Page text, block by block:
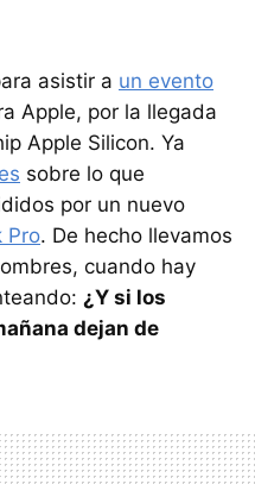
asistir a un evento
Apple, por la llegada
Apple Silicon. Ya
sobre lo que
por un nuevo
Pro. De hecho llevamos
cuando hay
¿Y si los
dejan de